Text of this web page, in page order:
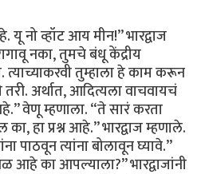
नो व्हॉट आय मीन!” भारद्वाज
नका, तुमचे बंधू केंद्रीय
तुम्हाला हे काम करून
अर्थात, आदित्यला वाचवायचं
वेणू म्हणाला. “ते सारं करता
हा प्रश्न आहे.” भारद्वाज म्हणाले.
पाठवून त्यांना बोलावून घ्यावे.”
आहे का आपल्याला?” भारद्वाजांनी